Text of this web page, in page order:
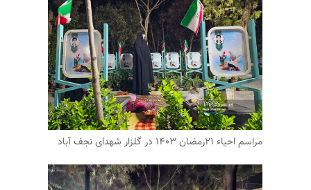
مراسم احیاء ۲۱رمضان ۱۴۰۳ در گلزار شهدای نجف آباد